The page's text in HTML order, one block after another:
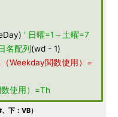
' 日曜=1～土曜=7
名配列 (wd - 1)
Weekday関数使用）=
使用）=Th
下：VB）